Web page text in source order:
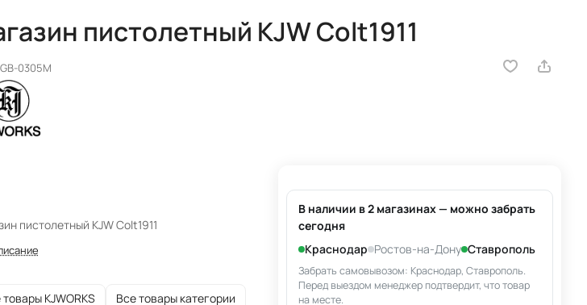
пистолетный KJW Colt1911
0305M
пистолетный KJW Colt1911
KJWORKS Все товары категории
В наличии в 2 магазинах — можно забрать
сегодня
Краснодар Ростов-на-Дону Ставрополь
Забрать самовывозом: Краснодар, Ставрополь.
Перед выездом менеджер подтвердит, что товар
на месте.